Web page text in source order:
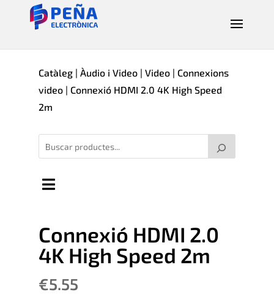
Catàleg| Àudio i Video| Video| Connexions
video| Connexió HDMI 2.0 4K High Speed
2m
Connexió HDMI 2.0
4K High Speed 2m
€5.55